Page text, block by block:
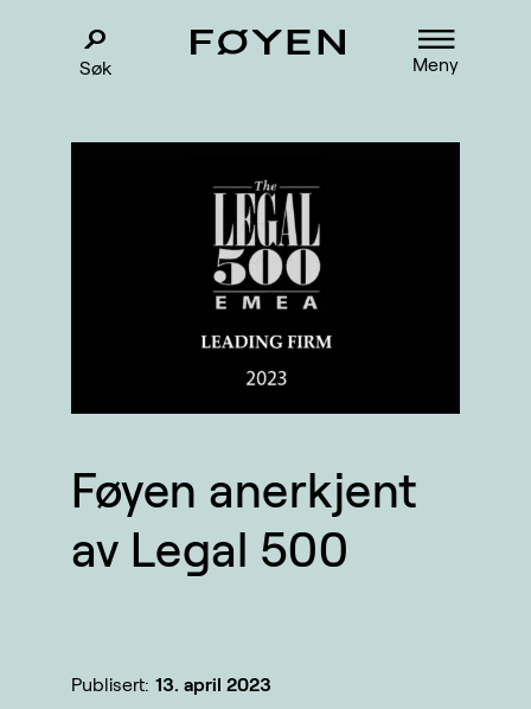
Søk Meny
Føyen anerkjent
av Legal 500
Publisert: 13. april 2023